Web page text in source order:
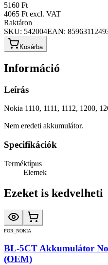
5160 Ft
4065 Ft excl. VAT
Raktáron
SKU: 542004EAN:
Kosárba
Információ
Leírás
Nokia 1110, 1111, 1112, 1200,
Nem eredeti akkumulátor.
Specifikációk
Terméktípus
Elemek
Ezeket is kedvelheti
FOR_NOKIA
BL-5CT Akkumulátor
(OEM)